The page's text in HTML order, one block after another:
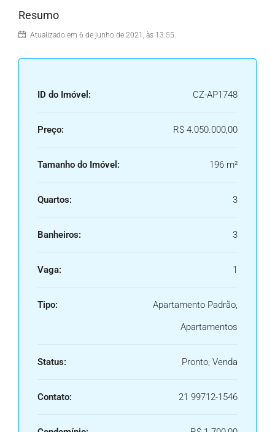
Resumo
Atualizado em 6 de junho de 2021, às 13:55
ID do Imóvel: CZ-AP1748
Preço: R$ 4.050.000,00
Tamanho do Imóvel: 196 m²
Quartos: 3
Banheiros: 3
Vaga: 1
Tipo:
Apartamento Padrão,
Apartamentos
Status: Pronto, Venda
Contato: 21 99712-1546